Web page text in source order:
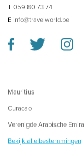
T 059 80 73 74
E info@travelworld.be
Mauritius
Curacao
Verenigde Arabische
Bekijk alle bestemmingen